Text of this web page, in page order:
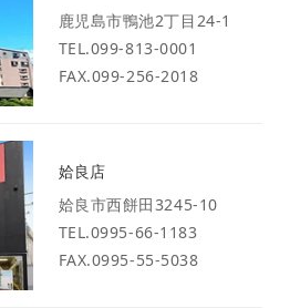
鹿児島市鴨池2丁目24-1
TEL.099-813-0001
FAX.099-256-2018
姶良店
姶良市西餅田3245-10
TEL.0995-66-1183
FAX.0995-55-5038